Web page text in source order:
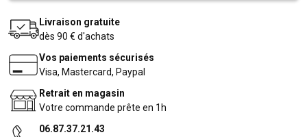
Livraison gratuite
dès 90 € d'achats
Vos paiements sécurisés
Visa, Mastercard, Paypal
Retrait en magasin
Votre commande prête en 1h
06.87.37.21.43